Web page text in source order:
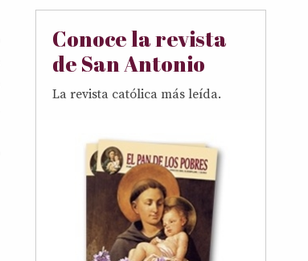
Conoce la revista
de San Antonio
La revista católica más leída.